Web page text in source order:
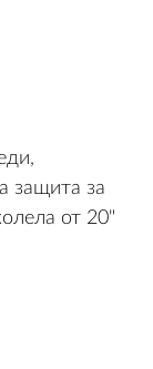
защита за
от 20"